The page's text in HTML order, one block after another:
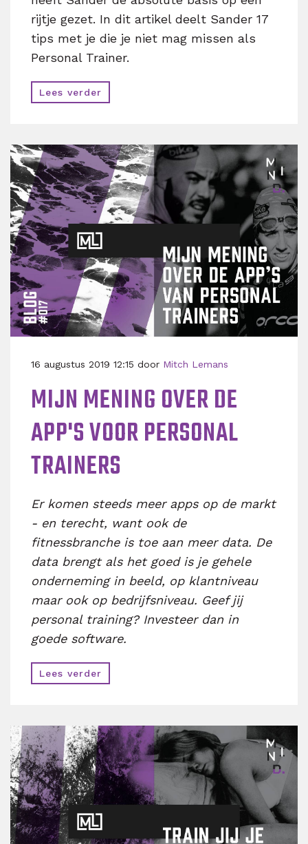
rijtje gezet. In dit artikel deelt Sander 17
tips met je die je niet mag missen als
Personal Trainer.
Lees verder
16 augustus 2019 12:15 door Mitch Lemans
​​MIJN MENING OVER DE
APP'S VOOR PERSONAL
TRAINERS
Er komen steeds meer apps op de markt
- en terecht, want ook de
fitnessbranche is toe aan meer data. De
data brengt als het goed is je gehele
onderneming in beeld, op klantniveau
maar ook op bedrijfsniveau. Geef jij
personal training? Investeer dan in
goede software.
Lees verder